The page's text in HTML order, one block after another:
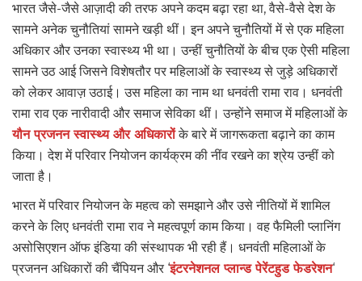
भारत जैसे-जैसे आज़ादी की तरफ अपने कदम बढ़ा रहा था, वैसे-वैसे देश के
सामने अनेक चुनौतियां सामने खड़ी थीं। इन अपने चुनौतियों में से एक महिला
अधिकार और उनका स्वास्थ्य भी था। उन्हीं चुनौतियों के बीच एक ऐसी महिला
सामने उठ आई जिसने विशेषतौर पर महिलाओं के स्वास्थ्य से जुड़े अधिकारों
को लेकर आवाज़ उठाई। उस महिला का नाम था धनवंती रामा राव। धनवंती
रामा राव एक नारीवादी और समाज सेविका थीं। उन्होंने समाज में महिलाओं के
यौन प्रजनन स्वास्थ्य और अधिकारोंके बारे में जागरूकता बढ़ाने का काम
किया। देश में परिवार नियोजन कार्यक्रम की नींव रखने का श्रेय उन्हीं को
जाता है।
भारत में परिवार नियोजन के महत्व को समझाने और उसे नीतियों में शामिल
करने के लिए धनवंती रामा राव ने महत्वपूर्ण काम किया। वह फैमिली प्लानिंग
असोसिएशन ऑफ इंडिया की संस्थापक भी रही हैं। धनवंती महिलाओं के
प्रजनन अधिकारों की चैंपियन और ‘इंटरनेशनल प्लान्ड पेरेंटहुड फेडरेशन‘